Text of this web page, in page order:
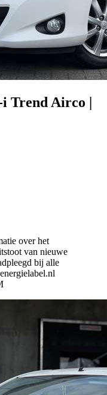
i Trend Airco |
over het
van nieuwe
bij alle